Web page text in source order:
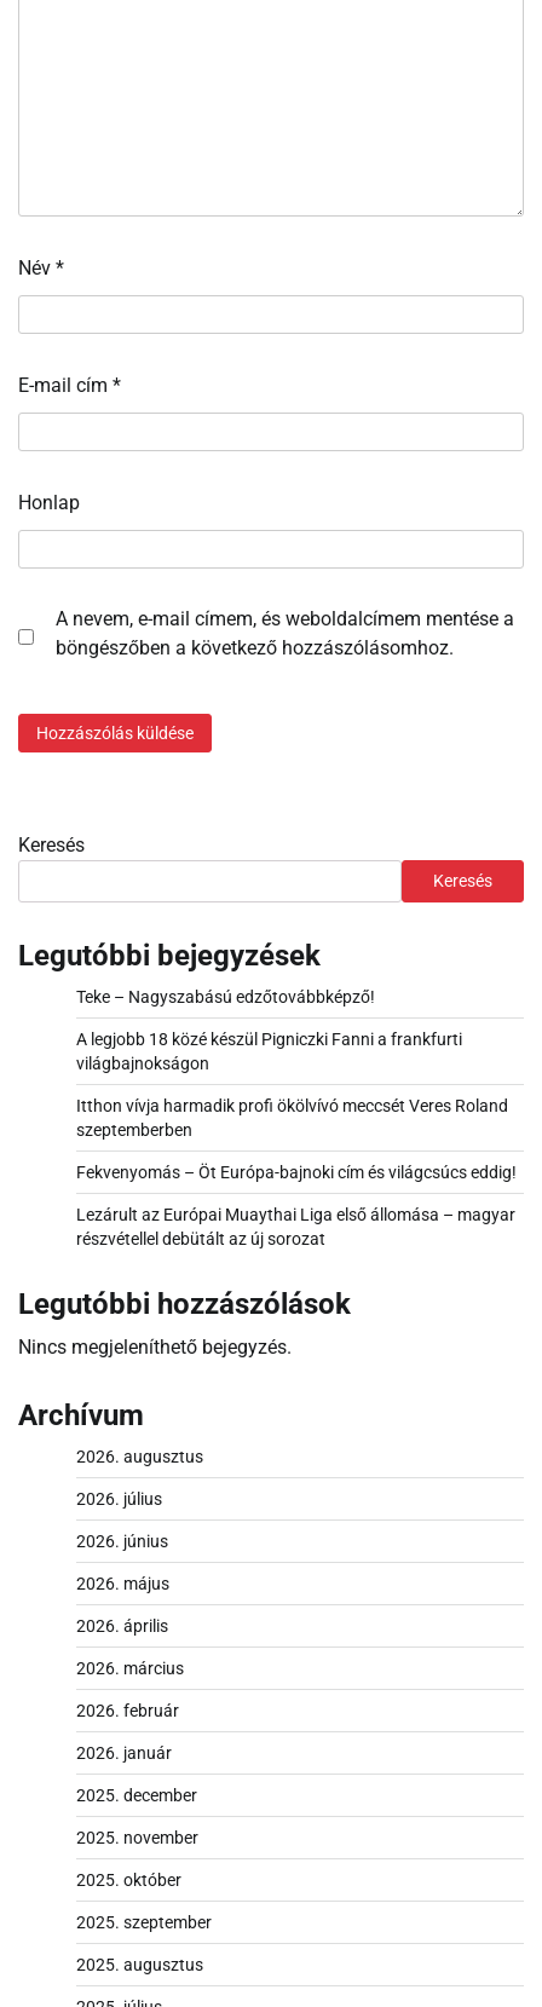
Név *
E-mail cím *
Honlap
A nevem, e-mail címem, és weboldalcímem mentése a
böngészőben a következő hozzászólásomhoz.
Keresés
Keresés
Legutóbbi bejegyzések
Teke – Nagyszabású edzőtovábbképző!
A legjobb 18 közé készül Pigniczki Fanni a frankfurti
világbajnokságon
Itthon vívja harmadik profi ökölvívó meccsét Veres Roland
szeptemberben
Fekvenyomás – Öt Európa-bajnoki cím és világcsúcs eddig!
Lezárult az Európai Muaythai Liga első állomása – magyar
részvétellel debütált az új sorozat
Legutóbbi hozzászólások
Nincs megjeleníthető bejegyzés.
Archívum
2026. augusztus
2026. július
2026. június
2026. május
2026. április
2026. március
2026. február
2026. január
2025. december
2025. november
2025. október
2025. szeptember
2025. augusztus